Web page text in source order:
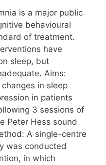
is a major public
behavioural
of treatment.
have
sleep, but
Aims:
in sleep
in patients
3 sessions of
Peter Hess sound
A single-centre
was conducted
in which